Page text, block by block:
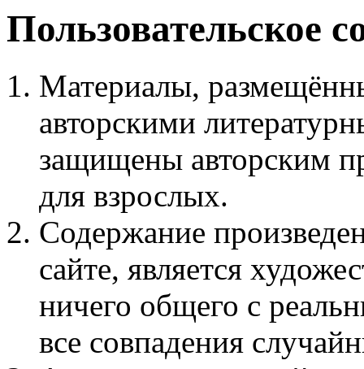
Пользовательское
Материалы,
авторскими
защищены авторским
для взрослых.
Содержание
сайте, является
ничего общего с
все совпадения